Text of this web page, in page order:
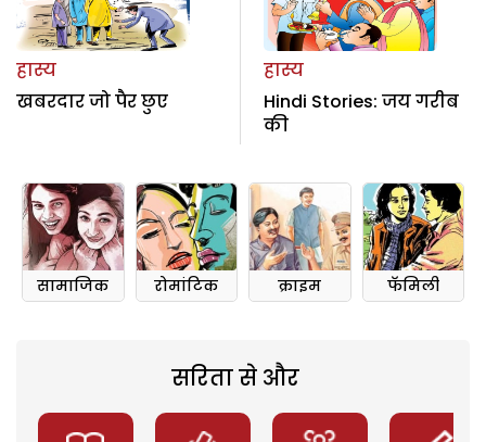
हास्य
खबरदार जो पैर छुए
हास्य
Hindi Stories: जय गरीब
की
सामाजिक रोमांटिक क्राइम फॅमिली
सरिता से और